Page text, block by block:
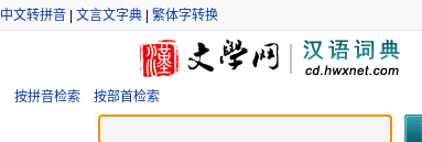
中文转拼音| 文言文字典| 繁体字转换
按拼音检索 按部首检索